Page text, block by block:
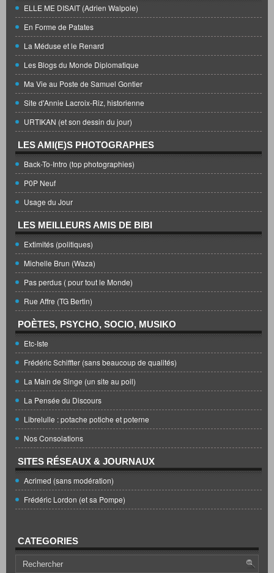
ELLE ME DISAIT (Adrien Walpole)
En Forme de Patates
La Méduse et le Renard
Les Blogs du Monde Diplomatique
Ma Vie au Poste de Samuel Gontier
Site d'Annie Lacroix-Riz, historienne
URTIKAN (et son dessin du jour)
LES AMI(E)S PHOTOGRAPHES
Back-To-Intro (top photographies)
P0P Neuf
Usage du Jour
LES MEILLEURS AMIS DE BIBI
Extimités (politiques)
Michelle Brun (Waza)
Pas perdus ( pour tout le Monde)
Rue Affre (TG Bertin)
POÈTES, PSYCHO, SOCIO, MUSIKO
Etc-Iste
Frédéric Schiffter (sans beaucoup de qualités)
La Main de Singe (un site au poil)
La Pensée du Discours
Librelulle : potache potiche et poterne
Nos Consolations
SITES RÉSEAUX & JOURNAUX
Acrimed (sans modération)
Frédéric Lordon (et sa Pompe)
CATEGORIES